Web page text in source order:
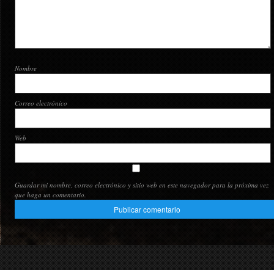
Nombre
Correo electrónico
Web
Guardar mi nombre, correo electrónico y sitio web en este navegador para la próxima vez
que haga un comentario.